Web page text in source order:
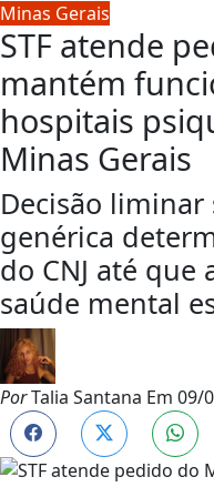
Minas Gerais
STF atende
mantém
hospitais
Minas Gerais
Decisão
genérica
do CNJ até que
saúde mental
PorTalia Santana Em 09/